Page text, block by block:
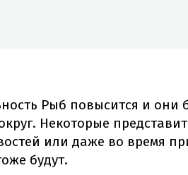
Рыб повысится и они
Некоторые
или даже во время
будут.